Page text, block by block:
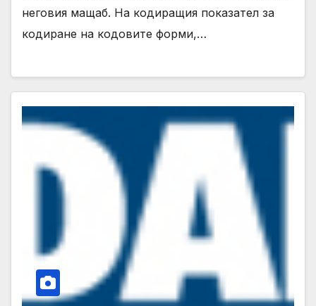
неговия мащаб. На кодиращия показател за
кодиране на кодовите форми,…